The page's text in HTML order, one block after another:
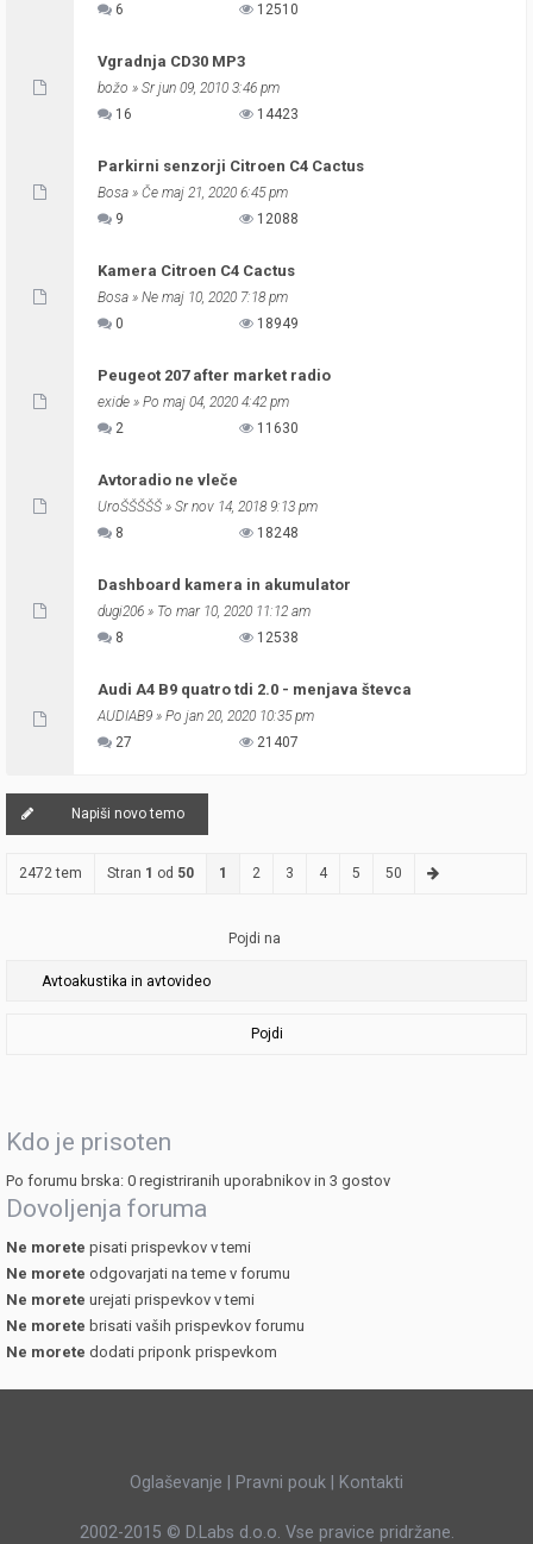
6
12510
Vgradnja CD30 MP3
božo » Sr jun 09, 2010 3:46 pm
16
14423
Parkirni senzorji Citroen C4 Cactus
Bosa » Če maj 21, 2020 6:45 pm
9
12088
Kamera Citroen C4 Cactus
Bosa » Ne maj 10, 2020 7:18 pm
0
18949
Peugeot 207 after market radio
exide » Po maj 04, 2020 4:42 pm
2
11630
Avtoradio ne vleče
UroŠŠŠŠŠ » Sr nov 14, 2018 9:13 pm
8
18248
Dashboard kamera in akumulator
dugi206 » To mar 10, 2020 11:12 am
8
12538
Audi A4 B9 quatro tdi 2.0 - menjava števca
AUDIAB9 » Po jan 20, 2020 10:35 pm
27
21407
Napiši novo temo
2472 tem Stran 1 od 50 1 2 3 4 5 50
Pojdi na
Pojdi
Kdo je prisoten
Po forumu brska: 0 registriranih uporabnikov in 3 gostov
Dovoljenja foruma
Ne morete pisati prispevkov v temi
Ne morete odgovarjati na teme v forumu
Ne morete urejati prispevkov v temi
Ne morete brisati vaših prispevkov forumu
Ne morete dodati priponk prispevkom
Oglaševanje Pravni pouk Kontakti
2002-2015 © D.Labs d.o.o. Vse pravice pridržane.